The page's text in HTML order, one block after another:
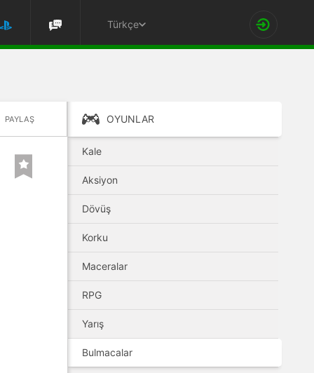
Türkçe
PAYLAŞ OYUNLAR
Kale
Aksiyon
Dövüş
Korku
Maceralar
RPG
Yarış
Bulmacalar